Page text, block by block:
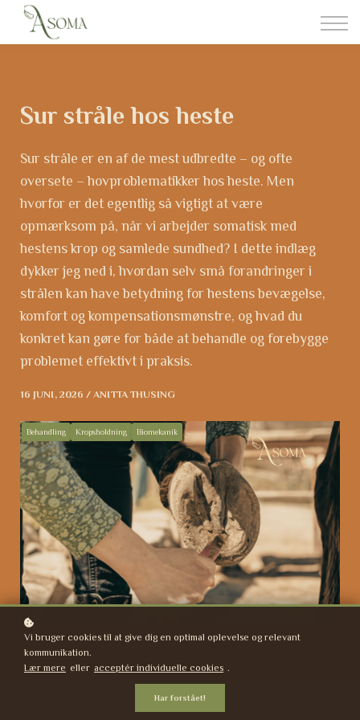
Login
Sur stråle hos heste
Sur stråle er en af de mest udbredte – og ofte
oversete – hovproblematikker hos heste. Men
hvorfor er det egentlig så vigtigt at være
opmærksom på, når vi arbejder somatisk med
hestens krop og samlede sundhed? I dette indlæg
dykker jeg ned i, hvordan selv små forandringer i
strålen kan have betydning for hestens bevægelse,
komfort og kompensationsmønstre, og hvad du
konkret kan gøre for både at behandle og forebygge
problemet effektivt i praksis.
16 JUNI, 2026 / ANITTA THUSING
Behandling Kropsholdning Biomekanik
Vi bruger cookies til at give dig en optimal oplevelse og relevant
kommunikation.
Lær mere eller acceptér individuelle cookies .
Har forstået!